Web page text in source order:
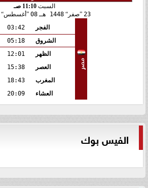
السبت 11:10 صـ
23
صفر 1448 هـ 08 أغسطس
مصر
الفجر
03:42
الشروق
05:18
الظهر
12:01
العصر
15:38
المغرب
18:43
العشاء
20:09
الفيس بوك